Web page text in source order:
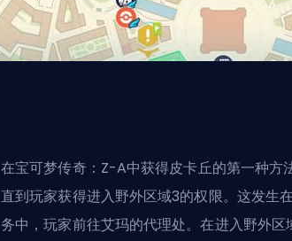
在宝可梦传奇：Z-A中获得皮卡丘的第一种方
直到玩家获得进入野外区域3的权限。这发生
务中，玩家前往艾玛的代理处。在进入野外